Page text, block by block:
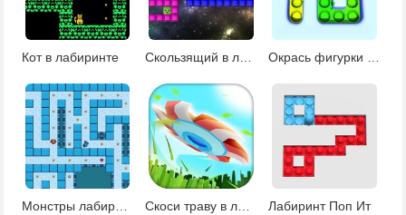
Кот в лабиринте Скользящий в лабиринте Окрась фигурки Поп Ит
Монстры лабиринта Скоси траву в лабиринте Лабиринт Поп Ит